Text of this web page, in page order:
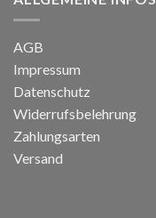
AGB
Impressum
Datenschutz
Widerrufsbelehrung
Zahlungsarten
Versand